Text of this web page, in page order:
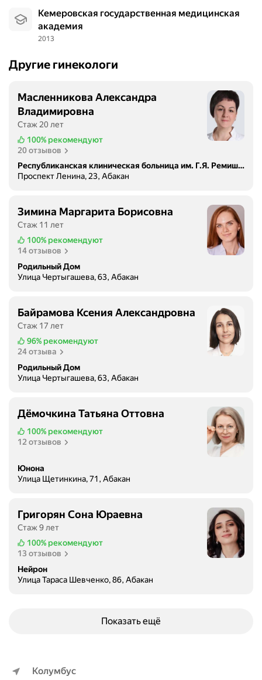
Кемеровская государственная медицинская
академия
2013
Другие гинекологи
Масленникова Александра
Владимировна
Стаж 20 лет
100% рекомендуют
20 отзывов
Республиканская клиническая больница им. Г.Я. Ремишевской
Проспект Ленина, 23, Абакан
Зимина Маргарита Борисовна
Стаж 11 лет
100% рекомендуют
14 отзывов
Родильный Дом
Улица Чертыгашева, 63, Абакан
Байрамова Ксения Александровна
Стаж 17 лет
96% рекомендуют
24 отзыва
Родильный Дом
Улица Чертыгашева, 63, Абакан
Дёмочкина Татьяна Оттовна
100% рекомендуют
12 отзывов
Юнона
Улица Щетинкина, 71, Абакан
Григорян Сона Юраевна
Стаж 9 лет
100% рекомендуют
13 отзывов
Нейрон
Улица Тараса Шевченко, 86, Абакан
Показать ещё
Колумбус